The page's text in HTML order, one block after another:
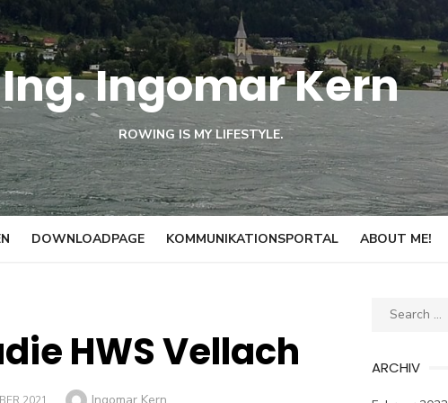
Ing. Ingomar Kern
ROWING IS MY LIFESTYLE.
DOWNLOADPAGE KOMMUNIKATIONSPORTAL ABOUT ME!
HWS Vellach
2021 Author
Ingomar Kern
Search
ARCHIV